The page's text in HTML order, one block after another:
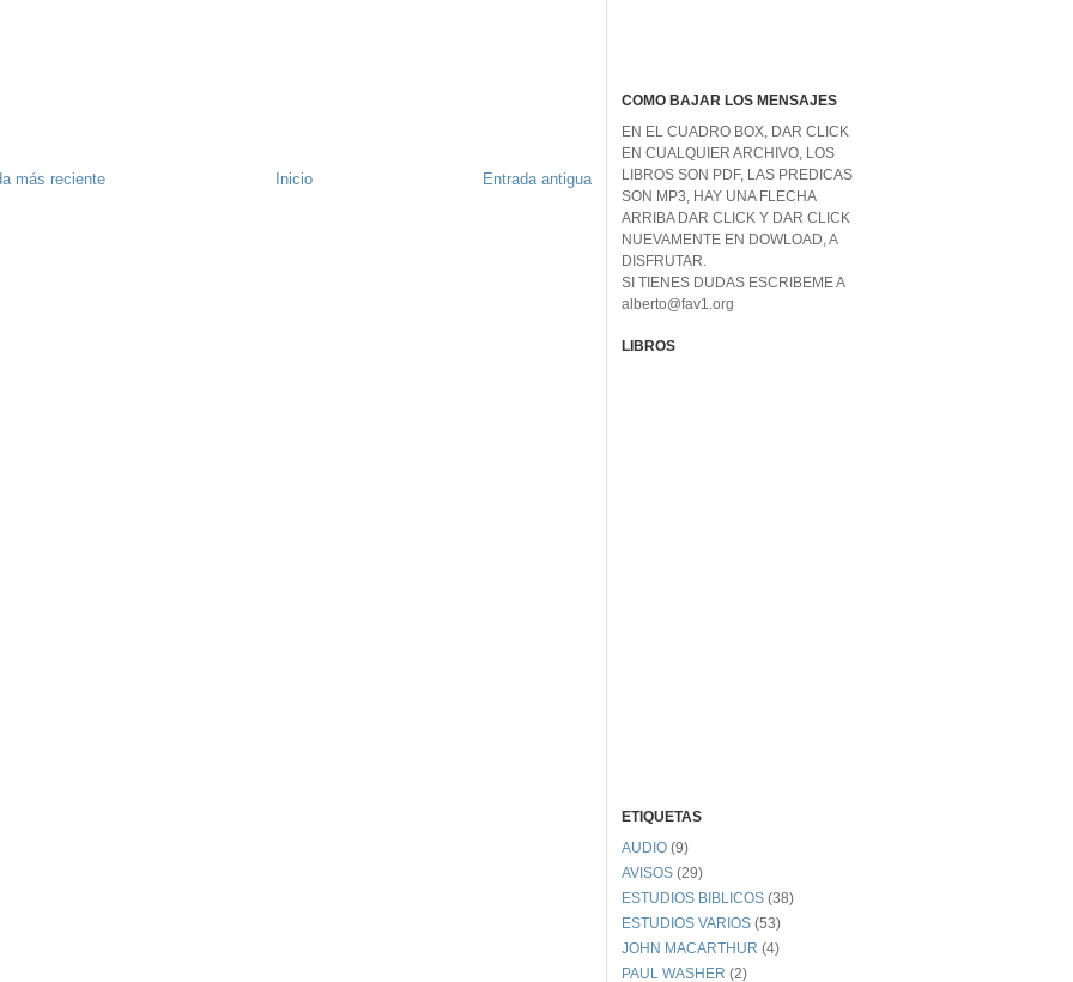
más reciente Entrada antigua
Inicio
COMO BAJAR LOS MENSAJES
EN EL CUADRO BOX, DAR CLICK
EN CUALQUIER ARCHIVO, LOS
LIBROS SON PDF, LAS PREDICAS
SON MP3, HAY UNA FLECHA
ARRIBA DAR CLICK Y DAR CLICK
NUEVAMENTE EN DOWLOAD, A
DISFRUTAR.
SI TIENES DUDAS ESCRIBEME A
alberto@fav1.org
LIBROS
ETIQUETAS
AUDIO (9)
AVISOS (29)
ESTUDIOS BIBLICOS (38)
ESTUDIOS VARIOS (53)
JOHN MACARTHUR (4)
PAUL WASHER (2)